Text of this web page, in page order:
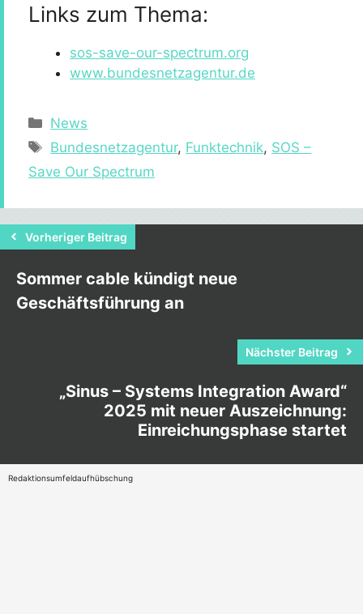
Links zum Thema:
sos-save-our-spectrum.org
www.bundesnetzagentur.de
Kategorien
News
Schlagwörter
Bundesnetzagentur, Funktechnik, SOS –
Save Our Spectrum
Vorheriger Beitrag
Sommer cable kündigt neue
Geschäftsführung an
Nächster Beitrag
„Sinus – Systems Integration Award“
2025 mit neuer Auszeichnung:
Einreichungsphase startet
Redaktionsumfeldaufhübschung